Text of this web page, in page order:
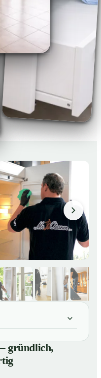
besenrein und
gründlich,